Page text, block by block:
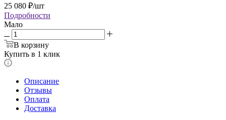
25 080 ₽/шт
Подробности
Мало
В корзину
Купить в 1 клик
Описание
Отзывы
Оплата
Доставка